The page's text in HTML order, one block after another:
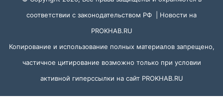
соответствии с законодательством РФ | Новости на
PROKHAB.RU
Копирование и использование полных материалов запрещено,
частичное цитирование возможно только при условии
активной гиперссылки на сайт PROKHAB.RU